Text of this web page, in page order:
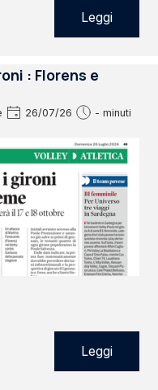
Leggi
: Florens e
26/07/26 - minuti
Leggi